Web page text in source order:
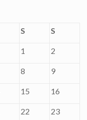
S S
1 2
8 9
15 16
22 23